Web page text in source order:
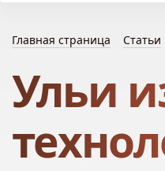
Главная страница Статьи
Ульи